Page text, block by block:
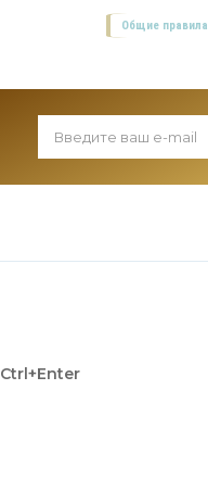
Общие правила
Ctrl+Enter